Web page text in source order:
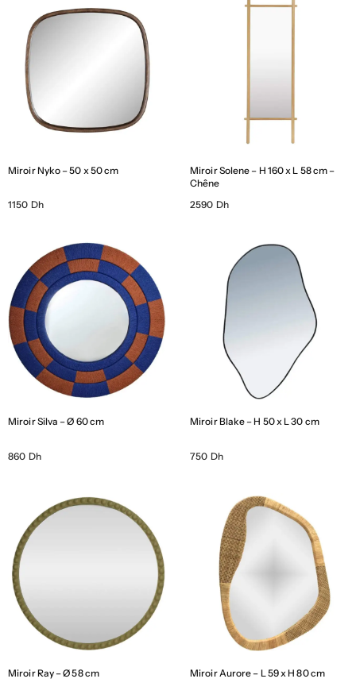
Miroir Nyko – 50 x 50 cm
1150 Dh
Miroir Solene – H 160 x L 58 cm –
Chêne
2590 Dh
Miroir Silva – Ø 60 cm
860 Dh
Miroir Blake – H 50 x L 30 cm
750 Dh
Miroir Ray – Ø 58 cm Miroir Aurore – L 59 x H 80 cm